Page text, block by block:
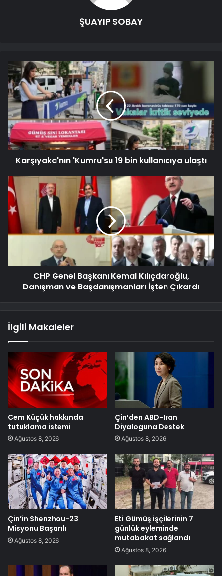
ŞUAYIP SOBAY
Karşıyaka'nın 'Kumru'su 19 bin kullanıcıya ulaştı
CHP Genel Başkanı Kemal Kılıçdaroğlu,
Danışman ve Başdanışmanları İşten Çıkardı
İlgili Makaleler
Cem Küçük hakkında
tutuklama istemi
Ağustos 8, 2026
Çin’den ABD-Iran
Diyaloguna Destek
Ağustos 8, 2026
Çin’in Shenzhou-23
Misyonu Başarılı
Ağustos 8, 2026
Eti Gümüş işçilerinin 7
günlük eyleminde
mutabakat sağlandı
Ağustos 8, 2026